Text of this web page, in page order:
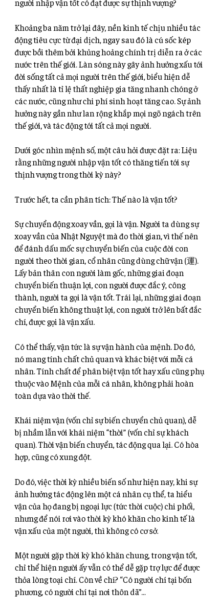
người nhập vận tốt có đạt được sự thịnh vượng?
Khoảng ba năm trở lại đây, nền kinh tế chịu nhiều tác
động tiêu cực từ đại dịch, ngay sau đó là cú sốc kép
được bồi thêm bởi khủng hoảng chính trị diễn ra ở các
nước trên thế giới. Làn sóng này gây ảnh hưởng xấu tới
đời sống tất cả mọi người trên thế giới, biểu hiện dễ
thấy nhất là tỉ lệ thất nghiệp gia tăng nhanh chóng ở
các nước, cũng như chi phísinh hoạt tăng cao. Sự ảnh
hưởng này gần như lan rộng khắp mọi ngõ ngách trên
thế giới, và tác động tới tất cả mọi người.
Dưới góc nhìn mệnh số, một câu hỏi được đặt ra: Liệu
rằng những người nhập vận tốt có thăng tiến tới sự
thịnh vượng trong thời kỳ này?
Trước hết, ta cần phân tích: Thế nào là vận tốt?
Sự chuyển động xoay vần, gọi là vận. Người ta dùng sự
xoay vần của Nhật Nguyệt mà đo thời gian, vì thế nên
để đánh dấu mốc sự chuyển biến của cuộc đời con
người theo thời gian, cổ nhân cũng dùng chữ vận (運).
Lấy bản thân con người làm gốc, những giai đoạn
chuyển biến thuận lợi, con người được đắc ý, công
thành, người ta gọi là vận tốt. Trái lại, những giai đoạn
chuyển biến không thuật lợi, con người trở lên bất đắc
chí, được gọi là vận xấu.
Có thể thấy, vận tức là sự vận hành của mệnh. Do đó,
nó mang tính chất chủ quan và khác biệt với mỗi cá
nhân. Tính chất để phân biệt vận tốt hay xấu cũng phụ
thuộc vào Mệnh của mỗi cá nhân, không phải hoàn
toàn dựa vào thời thế.
Khái niệm vận (vốn chỉ sự biến chuyển chủ quan), dễ
bị nhầm lẫn với khái niệm “thời” (vốn chỉ sự khách
quan). Thời vận biến chuyển, tác động qua lại. Có hòa
hợp, cũng có xung đột.
Do đó, việc thời kỳ nhiều biến số như hiện nay, khi sự
ảnh hưởng tác động lên một cá nhân cụ thể, ta hiểu
vận của họ đang bị ngoại lực (tức thời cuộc) chi phối,
nhưng để nói rơi vào thời kỳ khó khăn cho kinh tế là
vận xấu của một người, thì không có cơ sở.
Một người gặp thời kỳ khó khăn chung, trong vận tốt,
chỉ thể hiện người ấy vẫn có thể dễ gặp trợ lực để được
thỏa lòng toại chí. Còn về chí? “Có người chí tại bốn
phương, có người chí tại nơi thôn dã”…